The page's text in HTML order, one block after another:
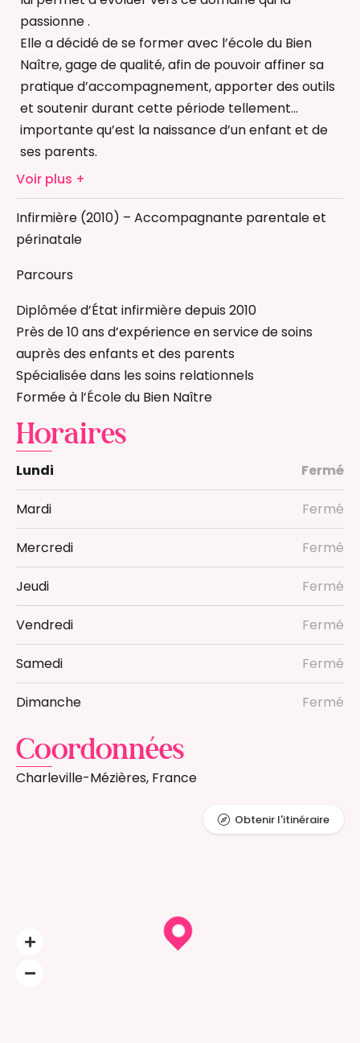
passionne .
Elle a décidé de se former avec l’école du Bien
Naître, gage de qualité, afin de pouvoir affiner sa
pratique d’accompagnement, apporter des outils
et soutenir durant cette période tellement
importante qu’est la naissance d’un enfant et de
ses parents.
Son expérience professionnelle lui a permis de
constater que l’ accompagnement devrait pouvoir
être réalisé dès le commencement.
C’est donc pour cela qu’elle a créé « Famille à
Accompagnement au sommeil
Allaitement
Bain Enveloppé
Diversification alimentaire et DME
Massage bébé
Thérapeutique Bain Bébé
Infirmière
Voir plus
Infirmière (2010) – Accompagnante parentale et
périnatale
Parcours
Diplômée d’État infirmière depuis 2010
Près de 10 ans d’expérience en service de soins
auprès des enfants et des parents
Spécialisée dans les soins relationnels
Formée à l’École du Bien Naître
Horaires
Lundi Fermé
Mardi Fermé
Mercredi Fermé
Jeudi Fermé
Vendredi Fermé
Samedi Fermé
Dimanche Fermé
Coordonnées
Charleville-Mézières, France
Obtenir l'itinéraire